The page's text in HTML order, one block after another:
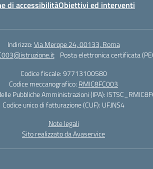
di accessibilitàObiettivi ed interventi
Indirizzo:Via Merope 24, 00133, Roma
Posta elettronica certificata
Codice fiscale: 97713100580
Codice meccanografico: RMIC8FC003
Pubbliche Amministrazioni (IPA):
Codice unico di fatturazione (CUF): UFJNS4
Note legali
Sito realizzato da Avaservice